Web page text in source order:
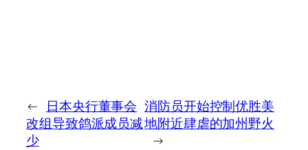
←
日本央行董事会
改组导致鸽派成员减
少
消防员开始控制优胜美
地附近肆虐的加州野火
→